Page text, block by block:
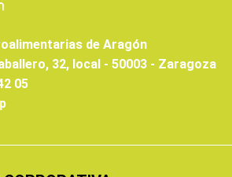
de Aragón
32, local - 50003 - Zaragoza
05